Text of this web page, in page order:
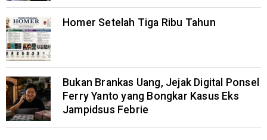
Homer Setelah Tiga Ribu Tahun
Bukan Brankas Uang, Jejak Digital Ponsel
Ferry Yanto yang Bongkar Kasus Eks
Jampidsus Febrie